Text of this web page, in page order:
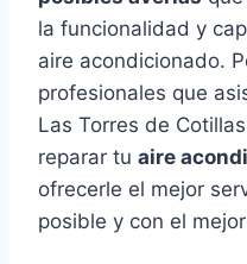
la funcionalidad y
aire acondicionado.
profesionales que
Las Torres de
reparar tu aire
ofrecerle el mejor
posible y con el